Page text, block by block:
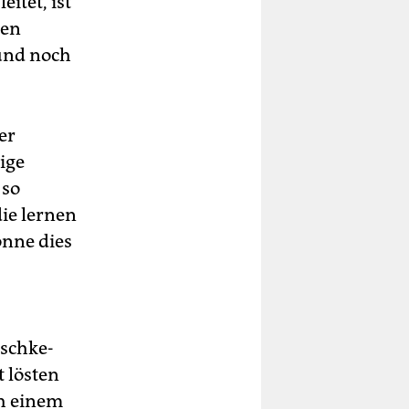
noch
lernen
dies
lösten
einem